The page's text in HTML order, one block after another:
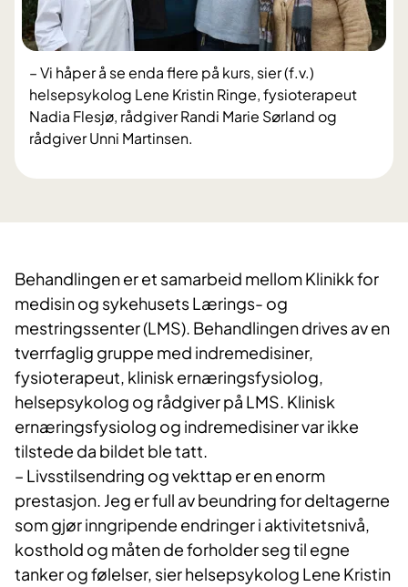
– Vi håper å se enda flere på kurs, sier (f.v.)
helsepsykolog Lene Kristin Ringe, fysioterapeut
Nadia Flesjø, rådgiver Randi Marie Sørland og
rådgiver Unni Martinsen.
Behandlingen er et samarbeid mellom Klinikk for
medisin og sykehusets Lærings- og
mestringssenter (LMS). Behandlingen drives av en
tverrfaglig gruppe​ med indremedisiner,
fysioterapeut, klinisk ernæringsfysiolog,
helsepsykolog og rådgiver på LMS. Klinisk
ernæringsfysiolog og indremedisiner var ikke
tilstede da bildet ble tatt.
– Livsstilsendring og vekttap er en enorm
prestasjon. Jeg er full av beundring for deltagerne
som gjør inngripende endringer i aktivitetsnivå,
kosthold og måten de forholder seg til egne
tanker og følelser, sier helsepsykolog Lene Kristin